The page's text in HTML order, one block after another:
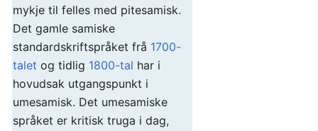
mykje til felles med pitesamisk.
Det gamle samiske
standardskriftspråket frå 1700-
talet og tidlig 1800-tal har i
hovudsak utgangspunkt i
umesamisk. Det umesamiske
språket er kritisk truga i dag,